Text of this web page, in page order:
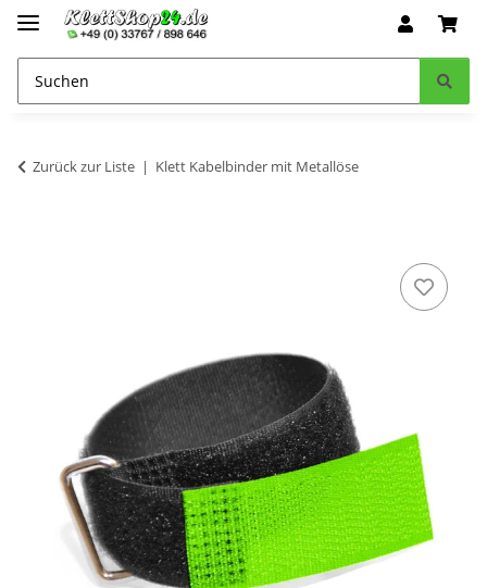
Zurück zur Liste Klett Kabelbinder mit Metallöse